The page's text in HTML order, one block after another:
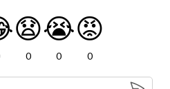
😧
0
😭
0
😡
0